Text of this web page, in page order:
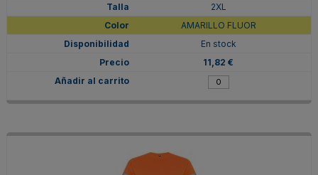
2XL
AMARILLO FLUOR
En stock
11,82 €